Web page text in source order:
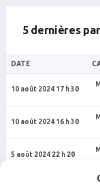
5 dernières
DATE
10 août 2024 17 h 30
10 août 2024 16 h 30
5 août 2024 22 h 20